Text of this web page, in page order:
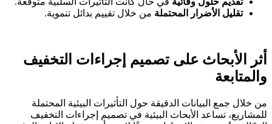
تقليل الأضرار المحتملة من خلال تقييم بدائل تنموية.
أثر الأبحاث على تصميم إجراءات التخفيف
والمتابعة
من خلال جمع البيانات الدقيقة حول التأثيرات البيئية المحتملة
للمشاريع، تساعد الأبحاث البيئية في تصميم إجراءات التخفيف